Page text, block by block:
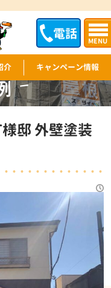
電話 MENU
介 キャンペーン情報
邸 外壁塗装